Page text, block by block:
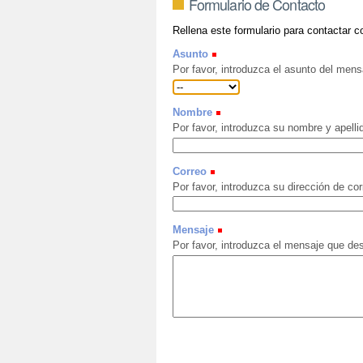
Rellena este formulario para contactar
Asunto
Por favor, introduzca el asunto del
Nombre
Por favor, introduzca su nombre y
Correo
Por favor, introduzca su dirección de
Mensaje
Por favor, introduzca el mensaje que